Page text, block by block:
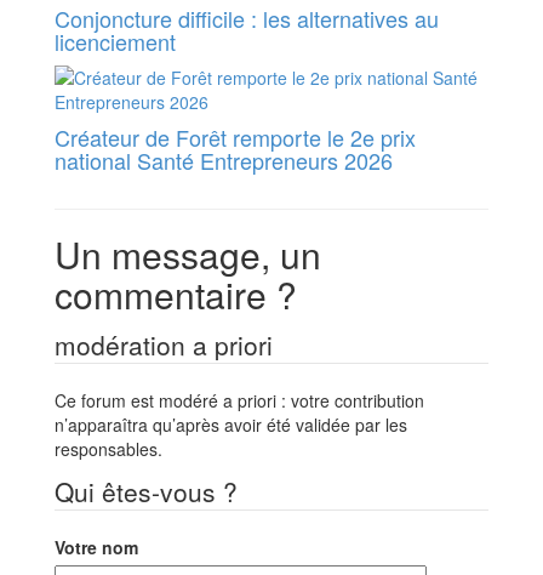
Conjoncture difficile : les alternatives au
licenciement
Créateur de Forêt remporte le 2e prix
national Santé Entrepreneurs 2026
Un message, un
commentaire ?
modération a priori
Ce forum est modéré a priori : votre contribution
n’apparaîtra qu’après avoir été validée par les
responsables.
Qui êtes-vous ?
Votre nom